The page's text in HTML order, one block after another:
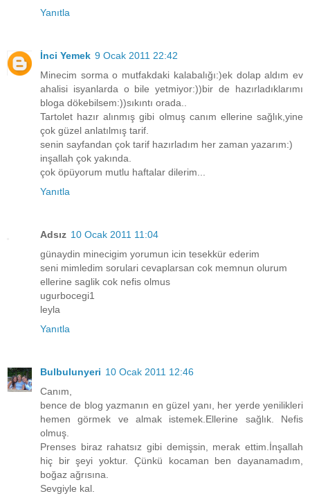
Yanıtla
İnci Yemek 9 Ocak 2011 22:42
Minecim sorma o mutfakdaki kalabalığı:)ek dolap aldım ev
ahalisi isyanlarda o bile yetmiyor:))bir de hazırladıklarımı
bloga dökebilsem:))sıkıntı orada..
Tartolet hazır alınmış gibi olmuş canım ellerine sağlık,yine
çok güzel anlatılmış tarif.
senin sayfandan çok tarif hazırladım her zaman yazarım:)
inşallah çok yakında.
çok öpüyorum mutlu haftalar dilerim...
Yanıtla
Adsız 10 Ocak 2011 11:04
günaydin minecigim yorumun icin tesekkür ederim
seni mimledim sorulari cevaplarsan cok memnun olurum
ellerine saglik cok nefis olmus
ugurbocegi1
leyla
Yanıtla
Bulbulunyeri 10 Ocak 2011 12:46
Canım,
bence de blog yazmanın en güzel yanı, her yerde yenilikleri
hemen görmek ve almak istemek.Ellerine sağlık. Nefis
olmuş.
Prenses biraz rahatsız gibi demişsin, merak ettim.İnşallah
hiç bir şeyi yoktur. Çünkü kocaman ben dayanamadım,
boğaz ağrısına.
Sevgiyle kal.